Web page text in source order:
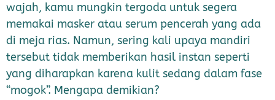
wajah, kamu mungkin tergoda untuk segera
memakai masker atau serum pencerah yang ada
di meja rias. Namun, sering kali upaya mandiri
tersebut tidak memberikan hasil instan seperti
yang diharapkan karena kulit sedang dalam fase
“mogok”. Mengapa demikian?